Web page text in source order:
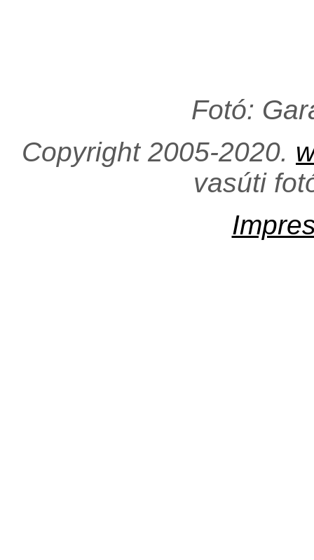
Fotó:
Copyright 2005-2020.
vasúti